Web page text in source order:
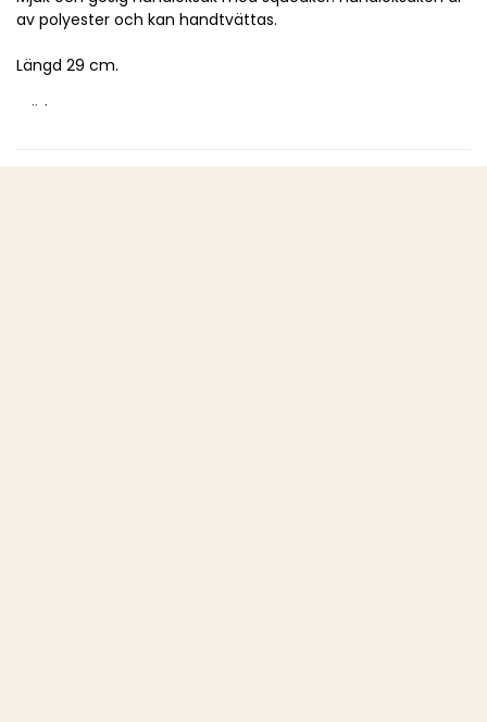
av polyester och kan handtvättas.
Längd 29 cm.
Märke: HUNTER